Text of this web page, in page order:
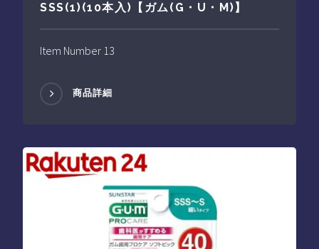
SSS(1)(10本入)【ガム(G・U・M)】
Item Number 13
商品詳細